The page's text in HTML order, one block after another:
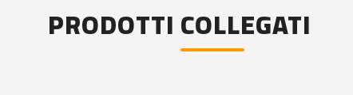
PRODOTTI COLLEGATI